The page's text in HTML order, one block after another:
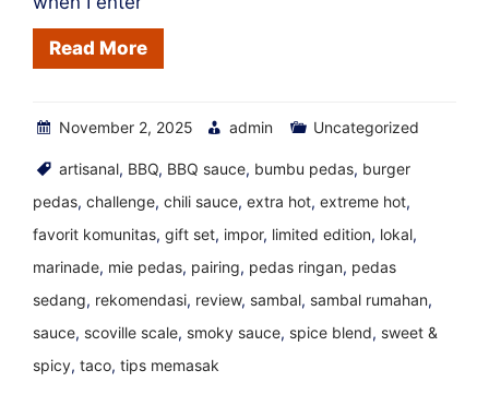
Read More
November 2, 2025 admin Uncategorized
artisanal, BBQ, BBQ sauce, bumbu pedas, burger
pedas, challenge, chili sauce, extra hot, extreme hot,
favorit komunitas, gift set, impor, limited edition, lokal,
marinade, mie pedas, pairing, pedas ringan, pedas
sedang, rekomendasi, review, sambal, sambal rumahan,
sauce, scoville scale, smoky sauce, spice blend, sweet &
spicy, taco, tips memasak